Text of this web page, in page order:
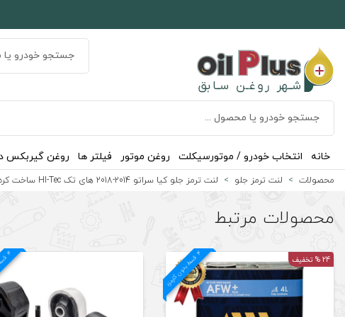
خانه انتخاب خودرو / موتورسیکلت روغن موتور فیلتر ها روغن گیربکس
محصولات لنت ترمز جلو لنت ترمز جلو کیا سراتو 2014-2018 های تک HI-Tec ساخت کره
محصولات مرتبط
4
ق
س
ط
بد
و
ن
ک
ارم
ز
د
24 % تخفیف
4د